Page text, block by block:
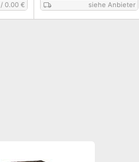
/0.00 € siehe Anbieter